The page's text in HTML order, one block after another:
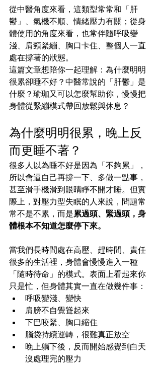
從中醫角度來看，這類型常常和「肝
鬱」、氣機不順、情緒壓力有關；從身
體使用的角度來看，也常伴隨呼吸變
淺、肩頸緊繃、胸口卡住、整個人一直
處在撐著的狀態。
這篇文章想陪你一起理解：為什麼明明
很累卻睡不好？中醫常說的「肝鬱」是
什麼？瑜珈又可以怎麼幫助你，慢慢把
身體從緊繃模式帶回放鬆與休息？
為什麼明明很累，晚上反
而更睡不著？
很多人以為睡不好是因為「不夠累」，
所以會逼自己再撐一下、多做一點事，
甚至滑手機滑到眼睛睜不開才睡。但實
際上，對壓力型失眠的人來說，問題常
常不是不累，而是累過頭、緊過頭，身
體根本不知道怎麼停下來。
當我們長時間處在高壓、趕時間、責任
很多的生活裡，身體會慢慢進入一種
「隨時待命」的模式。表面上看起來你
只是忙，但身體其實一直在做幾件事：
呼吸變淺、變快
肩膀不自覺聳起來
下巴咬緊、胸口縮住
腦袋持續運轉，很難真正放空
晚上躺下後，反而開始感覺到白天
沒處理完的壓力